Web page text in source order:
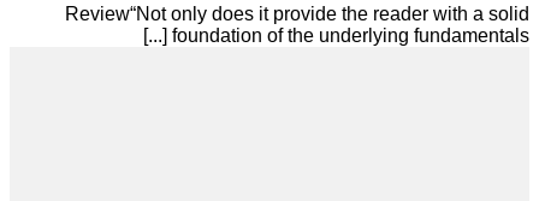
Review“Not only does it provide the reader with a solid
foundation of the underlying fundamentals [...]